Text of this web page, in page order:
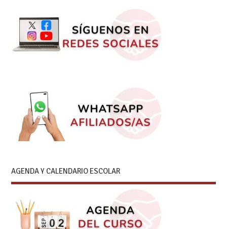
AGENDA Y CALENDARIO ESCOLAR